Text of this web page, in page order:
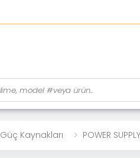
Güç Kaynakları POWER